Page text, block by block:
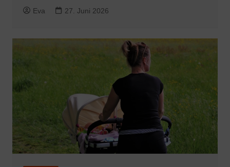
Eva 27. Juni 2026